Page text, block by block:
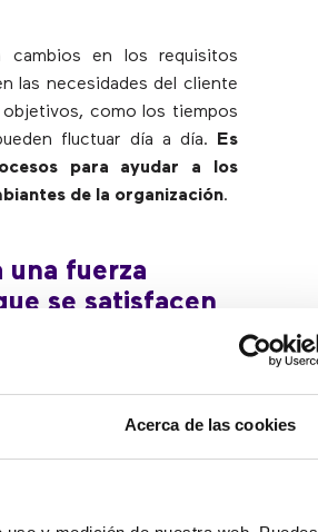
Acerca de las cookies
cambios en los requisitos
las necesidades del cliente
objetivos, como los tiempos
fluctuar día a día.
Es
para ayudar a los
de la organización.
una fuerza
se satisfacen
lo que es importante
posible.